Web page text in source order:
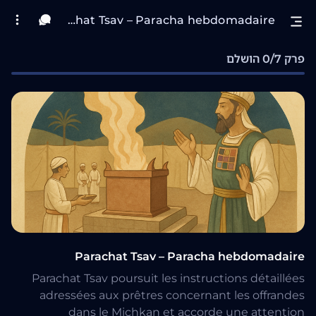
Parachat Tsav – Paracha hebdomadaire
פרק 0/7 הושלם
Parachat Tsav – Paracha hebdomadaire
Parachat Tsav poursuit les instructions détaillées
adressées aux prêtres concernant les offrandes
dans le Michkan et accorde une attention